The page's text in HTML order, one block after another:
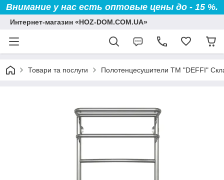
Внимание у нас есть оптовые цены до - 15 %.
Интернет-магазин «HOZ-DOM.COM.UA»
Товари та послуги Полотенцесушители TM "DEFFI"